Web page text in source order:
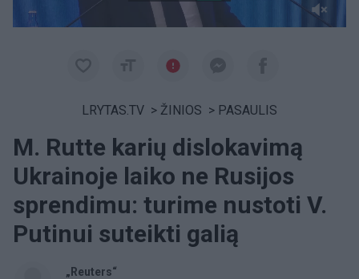
LRYTAS.TV > ŽINIOS > PASAULIS
M. Rutte karių dislokavimą
Ukrainoje laiko ne Rusijos
sprendimu: turime nustoti V.
Putinui suteikti galią
„Reuters“